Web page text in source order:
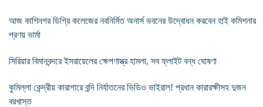
আজ কাশিনগর ডিগ্রি কলেজের নবনির্মিত অনার্স ভবনের উদ্বোধন করবেন হাই কমিশনার
প্রণয় ভার্মা
সিরিয়ার বিমানবন্দরে ইসরায়েলের ক্ষেপণাস্ত্র হামলা, সব ফ্লাইট বন্ধ ঘোষণা
কুমিল্লা কেন্দ্রীয় কারাগারে বন্দি নির্যাতনের ভিডিও ভাইরাল! প্রধান কারারক্ষীসহ দুজন
বরখাস্ত